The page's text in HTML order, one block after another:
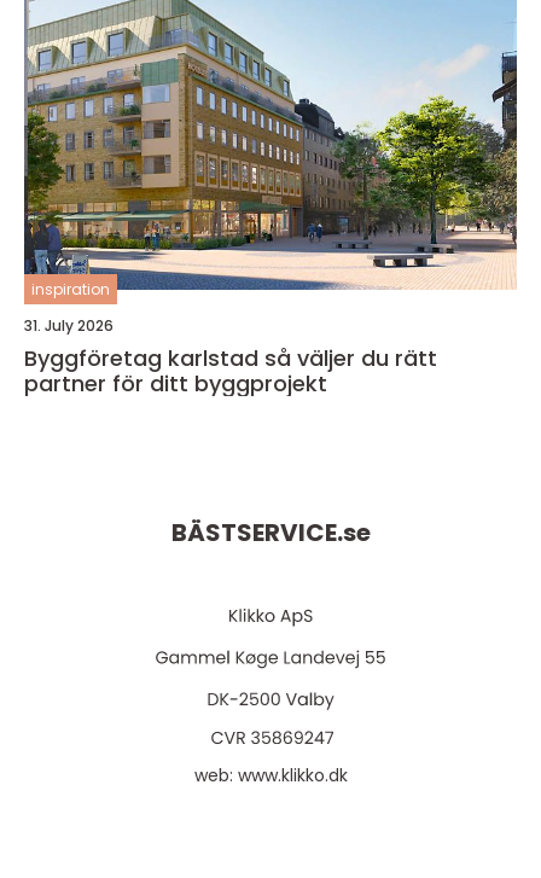
inspiration
31. July 2026
Byggföretag karlstad så väljer du rätt
partner för ditt byggprojekt
BÄSTSERVICE.se
web: www.klikko.dk